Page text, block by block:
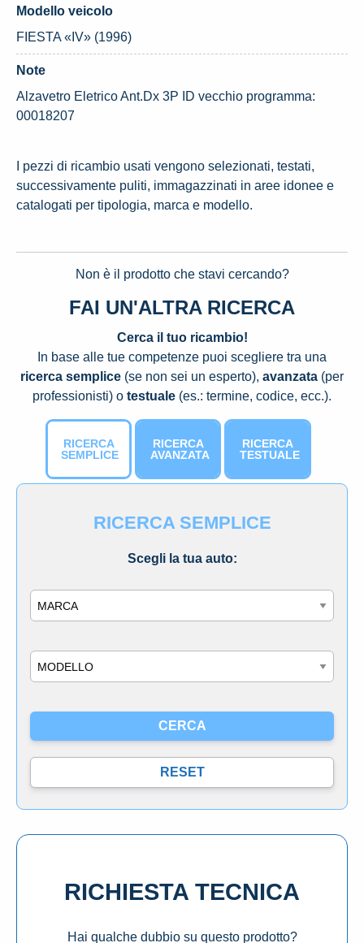
Modello veicolo
FIESTA «IV» (1996)
Note
Alzavetro Eletrico Ant.Dx 3P ID vecchio programma:
00018207
I pezzi di ricambio usati vengono selezionati, testati,
successivamente puliti, immagazzinati in aree idonee e
catalogati per tipologia, marca e modello.
Non è il prodotto che stavi cercando?
FAI UN'ALTRA RICERCA
Cerca il tuo ricambio!
In base alle tue competenze puoi scegliere tra una
ricerca semplice (se non sei un esperto), avanzata (per
professionisti) o testuale (es.: termine, codice, ecc.).
RICERCA
SEMPLICE
RICERCA
AVANZATA
RICERCA
TESTUALE
RICERCA SEMPLICE
Scegli la tua auto:
RICHIESTA TECNICA
Hai qualche dubbio su questo prodotto?